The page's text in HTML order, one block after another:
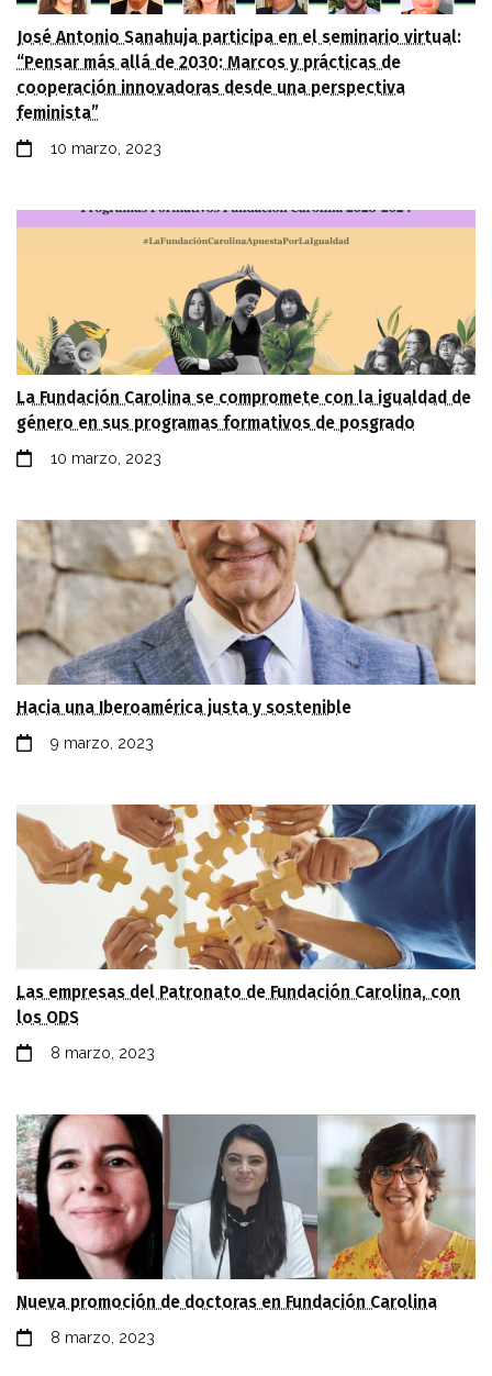
José Antonio Sanahuja participa en el seminario virtual:
“Pensar más allá de 2030: Marcos y prácticas de
cooperación innovadoras desde una perspectiva
feminista”
10 marzo, 2023
La Fundación Carolina se compromete con la igualdad de
género en sus programas formativos de posgrado
10 marzo, 2023
Hacia una Iberoamérica justa y sostenible
9 marzo, 2023
Las empresas del Patronato de Fundación Carolina, con
los ODS
8 marzo, 2023
Nueva promoción de doctoras en Fundación Carolina
8 marzo, 2023